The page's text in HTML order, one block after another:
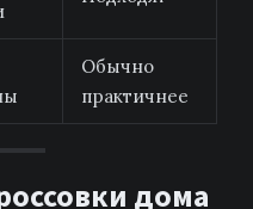
Обычно
практичнее
дома